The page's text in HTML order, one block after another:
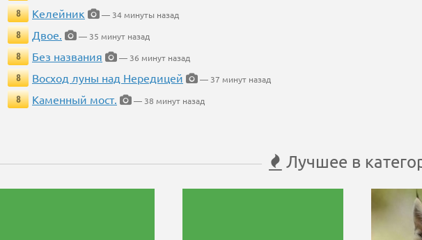
8
Келейник
— 34 минуты назад
8
Двое.
— 35 минут назад
8
Без названия
— 36 минут назад
8
Восход луны над Нередицей
— 37 минут назад
8
Каменный мост. — 38 минут назад
Лучшее в